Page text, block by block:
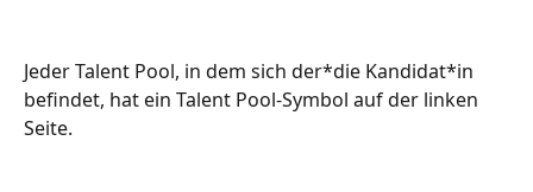
Jeder Talent Pool, in dem sich der*die Kandidat*in
befindet, hat ein Talent Pool-Symbol auf der linken
Seite.